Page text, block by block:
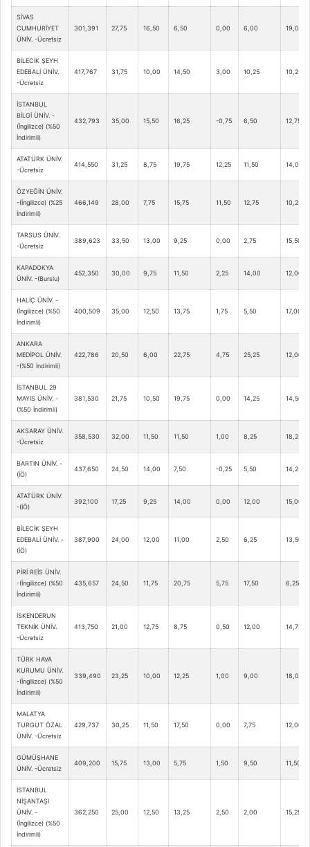
SİVAS
CUMHURİYET
ÜNİV. -Ücretsiz
301,391 27,75 16,50 6,50 0,00 6,00 19,00
BİLECİK ŞEYH
EDEBALİ ÜNİV.
-Ücretsiz
417,767 31,75 10,00 14,50 3,00 10,25 10,25
İSTANBUL
BİLGİ ÜNİV. -
(İngilizce) (%50
İndirimli)
432,793 35,00 15,50 16,25 -0,75 6,50 12,75
ATATÜRK ÜNİV.
-Ücretsiz
414,550 31,25 8,75 19,75 12,25 11,50 14,00
ÖZYEĞİN ÜNİV.
-(İngilizce) (%25
İndirimli)
466,149 28,00 7,75 15,75 11,50 12,75 10,25
TARSUS ÜNİV.
-Ücretsiz
389,623 33,50 13,00 9,25 0,00 2,75 15,50
KAPADOKYA
ÜNİV. -(Burslu)
452,350 30,00 9,75 11,50 2,25 14,00 12,00
HALİÇ ÜNİV. -
(İngilizce) (%50
İndirimli)
400,509 35,00 12,50 13,75 1,75 5,50 17,00
ANKARA
MEDİPOL ÜNİV.
-(%50 İndirimli)
422,786 20,50 6,00 22,75 4,75 25,25 12,00
İSTANBUL 29
MAYIS ÜNİV. -
(%50 İndirimli)
381,530 21,75 10,50 19,75 0,00 14,25 14,50
AKSARAY ÜNİV.
-Ücretsiz
358,530 32,00 11,50 11,50 1,00 8,25 18,25
BARTIN ÜNİV. -
(İÖ)
437,650 24,50 14,00 7,50 -0,25 5,50 14,25
ATATÜRK ÜNİV.
-(İÖ)
392,100 17,25 9,25 14,00 0,00 12,00 15,00
BİLECİK ŞEYH
EDEBALİ ÜNİV. -
(İÖ)
387,900 24,00 12,00 11,00 2,50 6,25 13,50
PİRİ REİS ÜNİV.
-(İngilizce) (%50
İndirimli)
435,657 24,50 11,75 20,75 5,75 17,50 6,25
İSKENDERUN
TEKNİK ÜNİV.
-Ücretsiz
413,750 21,00 12,75 8,75 0,50 12,00 14,75
TÜRK HAVA
KURUMU ÜNİV.
-(İngilizce) (%50
İndirimli)
339,490 23,25 10,00 12,25 1,00 9,00 18,00
MALATYA
TURGUT ÖZAL
ÜNİV. -Ücretsiz
429,737 30,25 11,50 17,50 0,00 7,75 12,00
GÜMÜŞHANE
ÜNİV. -Ücretsiz
409,200 15,75 13,00 5,75 1,50 9,50 11,50
İSTANBUL
NİŞANTAŞI
ÜNİV. -
(İngilizce) (%50
İndirimli)
362,250 25,00 12,50 13,25 2,50 2,00 15,25